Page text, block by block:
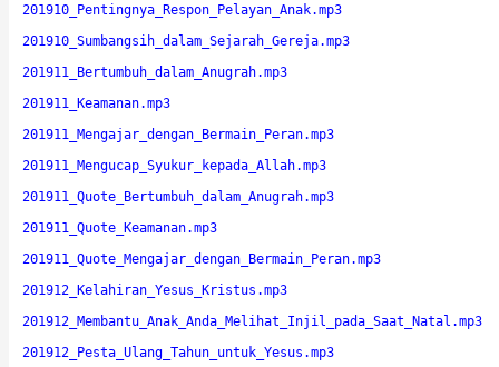
201910_Pentingnya_Respon_Pelayan_Anak.mp3
201910_Sumbangsih_dalam_Sejarah_Gereja.mp3
201911_Bertumbuh_dalam_Anugrah.mp3
201911_Keamanan.mp3
201911_Mengajar_dengan_Bermain_Peran.mp3
201911_Mengucap_Syukur_kepada_Allah.mp3
201911_Quote_Bertumbuh_dalam_Anugrah.mp3
201911_Quote_Keamanan.mp3
201911_Quote_Mengajar_dengan_Bermain_Peran.mp3
201912_Kelahiran_Yesus_Kristus.mp3
201912_Membantu_Anak_Anda_Melihat_Injil_pada_Saat_Natal.mp3
201912_Pesta_Ulang_Tahun_untuk_Yesus.mp3